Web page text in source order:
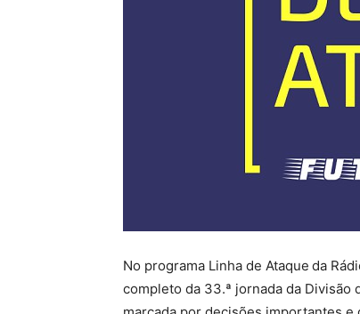
No programa Linha de Ataque da
completo da 33.ª jornada da Divisão